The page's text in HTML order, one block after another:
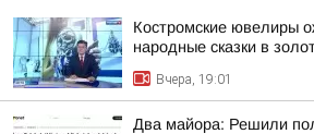
Костромские ювелиры
народные сказки в
Вчера, 19:01
Два майора: Решили